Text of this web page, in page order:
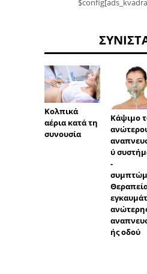
Κολπικά
αέρια κατά τη
συνουσία
Κάψιμο
ύ
-
ής οδού